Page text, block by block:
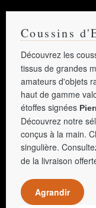
Coussins
Découvrez les
tissus de grandes
amateurs d'objets
haut de gamme
étoffes signées
Découvrez notre
conçus à la main.
singulière.
de la livraison
Agrandir